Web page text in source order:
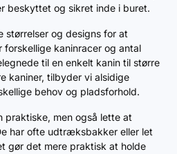
beskyttet og sikret inde i buret.
størrelser og designs for at
forskellige kaninracer og antal
til en enkelt kanin til større
kaniner, tilbyder vi alsidige
behov og pladsforhold.
praktiske, men også lette at
har ofte udtræksbakker eller let
gør det mere praktisk at holde